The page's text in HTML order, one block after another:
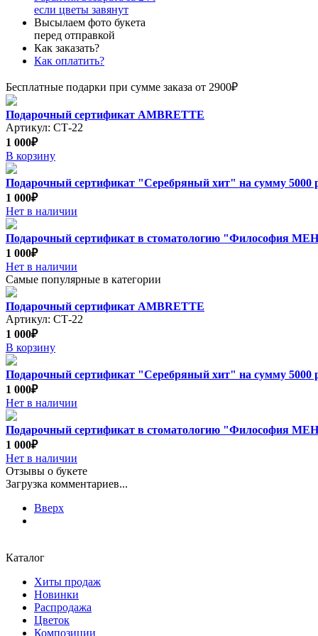
если цветы завянут
Высылаем фото букета
перед отправкой
Как заказать?
Как оплатить?
Бесплатные подарки при сумме заказа от 2900₽
Подарочный сертификат AMBRETTE
Артикул: СТ-22
1 000₽
В корзину
Подарочный сертификат "Серебряный хит" на сумму 5000
1 000₽
Нет в наличии
Подарочный сертификат в стоматологию "Философия
1 000₽
Нет в наличии
Самые популярные в категории
Подарочный сертификат AMBRETTE
Артикул: СТ-22
1 000₽
В корзину
Подарочный сертификат "Серебряный хит" на сумму 5000
1 000₽
Нет в наличии
Подарочный сертификат в стоматологию "Философия
1 000₽
Нет в наличии
Отзывы о букете
Загрузка комментариев...
Вверх
Каталог
Хиты продаж
Новинки
Распродажа
Цветок
Композиции